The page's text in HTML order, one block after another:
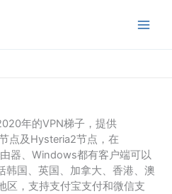
年的VPN梯子，提供
点及Hysteria2节点，在
器、Windows都有客户端可以
韩国、英国、加拿大、香港、澳
区，支持支付宝支付和微信支